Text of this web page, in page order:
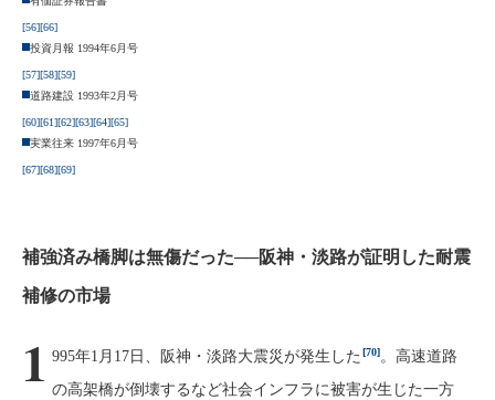
[56][66]
投資月報 1994年6月号
[57][58][59]
道路建設 1993年2月号
[60][61][62][63][64][65]
実業往来 1997年6月号
[67][68][69]
補強済み橋脚は無傷だった──阪神・淡路が証明した耐震
補修の市場
1 995年1月17日、阪神・淡路大震災が発生した [70]。高速道路
の高架橋が倒壊するなど社会インフラに被害が生じた一方